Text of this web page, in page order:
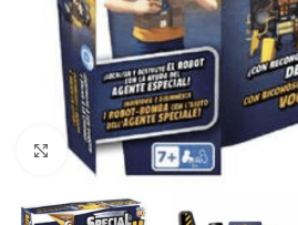
Click to enlarge